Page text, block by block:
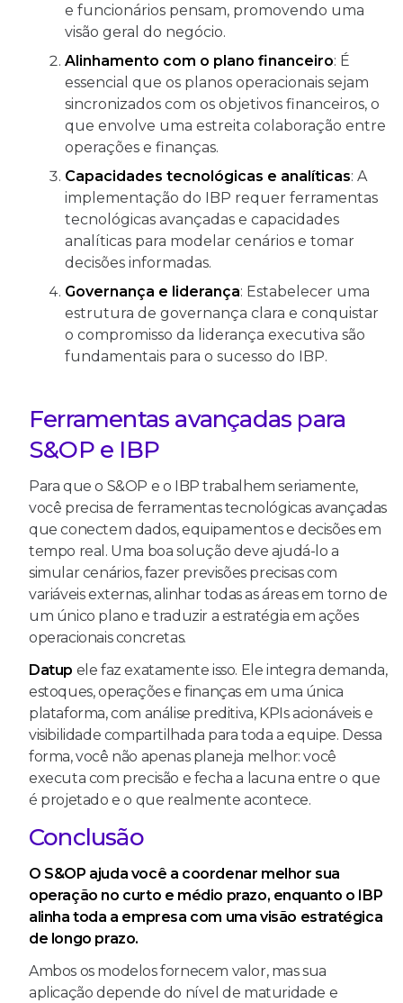
e funcionários pensam, promovendo uma
visão geral do negócio.
Alinhamento com o plano financeiro: É
essencial que os planos operacionais sejam
sincronizados com os objetivos financeiros, o
que envolve uma estreita colaboração entre
operações e finanças.
Capacidades tecnológicas e analíticas: A
implementação do IBP requer ferramentas
tecnológicas avançadas e capacidades
analíticas para modelar cenários e tomar
decisões informadas.
Governança e liderança: Estabelecer uma
estrutura de governança clara e conquistar
o compromisso da liderança executiva são
fundamentais para o sucesso do IBP.
Ferramentas avançadas para
S&OP e IBP
Para que o S&OP e o IBP trabalhem seriamente,
você precisa de ferramentas tecnológicas avançadas
que conectem dados, equipamentos e decisões em
tempo real. Uma boa solução deve ajudá-lo a
simular cenários, fazer previsões precisas com
variáveis externas, alinhar todas as áreas em torno de
um único plano e traduzir a estratégia em ações
operacionais concretas.
Datup ele faz exatamente isso. Ele integra demanda,
estoques, operações e finanças em uma única
plataforma, com análise preditiva, KPIs acionáveis e
visibilidade compartilhada para toda a equipe. Dessa
forma, você não apenas planeja melhor: você
executa com precisão e fecha a lacuna entre o que
é projetado e o que realmente acontece.
Conclusão
O S&OP ajuda você a coordenar melhor sua
operação no curto e médio prazo, enquanto o IBP
alinha toda a empresa com uma visão estratégica
de longo prazo.
Ambos os modelos fornecem valor, mas sua
aplicação depende do nível de maturidade e